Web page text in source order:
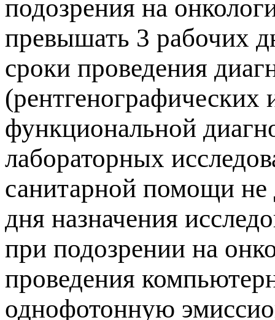
подозрения на
превышать 3 рабочих
сроки проведения
функциональной
лабораторных
санитарной помощи
дня назначения
при подозрении на
проведения
однофотонную